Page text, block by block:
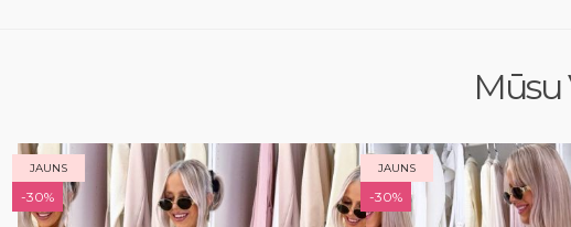
Mūsu
JAUNS
-30%
JAUNS
-30%